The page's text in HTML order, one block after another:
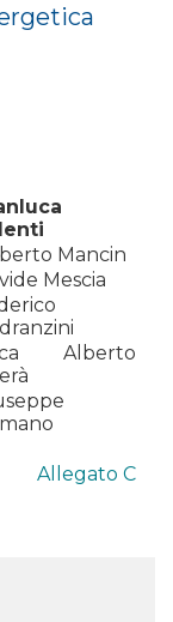
Mancin
Mescia
Alberto
Allegato C